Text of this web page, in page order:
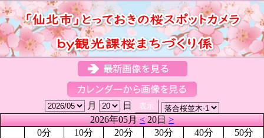
月
日
2026年05月<20日>
0分
10分 20分 30分 40分
50分